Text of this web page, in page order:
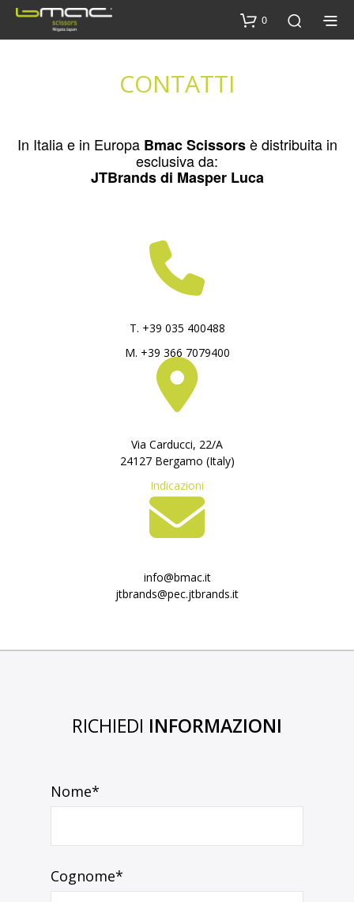
0
CONTATTI
In Italia e in Europa Bmac Scissorsè distribuita in
esclusiva da:
JTBrands di Masper Luca
T. +39 035 400488
M. +39 366 7079400
Via Carducci, 22/A
24127 Bergamo (Italy)
Indicazioni
info@bmac.it
jtbrands@pec.jtbrands.it
RICHIEDI INFORMAZIONI
Nome*
Cognome*